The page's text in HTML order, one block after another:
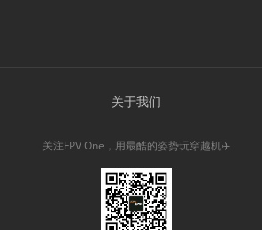
关于我们
关注FPV One，用最酷的姿势玩穿越机✈️